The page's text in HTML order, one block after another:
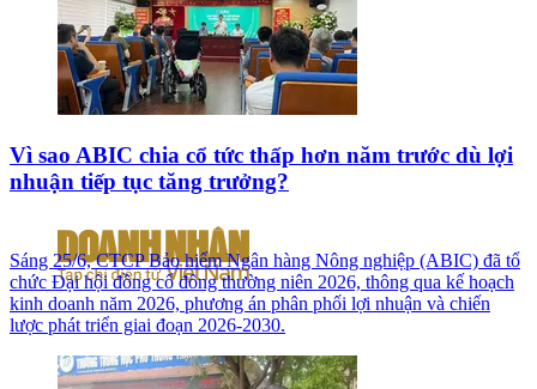
Vì sao ABIC chia cổ tức thấp hơn năm trước dù lợi
nhuận tiếp tục tăng trưởng?
Sáng 25/6, CTCP Bảo hiểm Ngân hàng Nông nghiệp (ABIC) đã tổ
chức Đại hội đồng cổ đông thường niên 2026, thông qua kế hoạch
kinh doanh năm 2026, phương án phân phối lợi nhuận và chiến
lược phát triển giai đoạn 2026-2030.